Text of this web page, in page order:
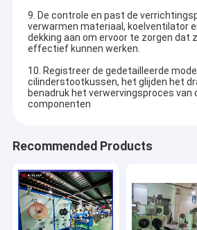
9. De controle en past de
verwarmen materiaal, koelventilator
dekking aan om ervoor te zorgen dat
effectief kunnen werken.
10. Registreer de gedetailleerde
cilinderstootkussen, het glijden het
benadruk het verwervingsproces van
componenten
Recommended Products